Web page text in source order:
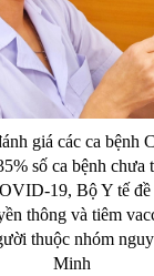
giá các ca bệnh
số ca bệnh chưa
19, Bộ Y tế đề
thông và tiêm
thuộc nhóm
Minh